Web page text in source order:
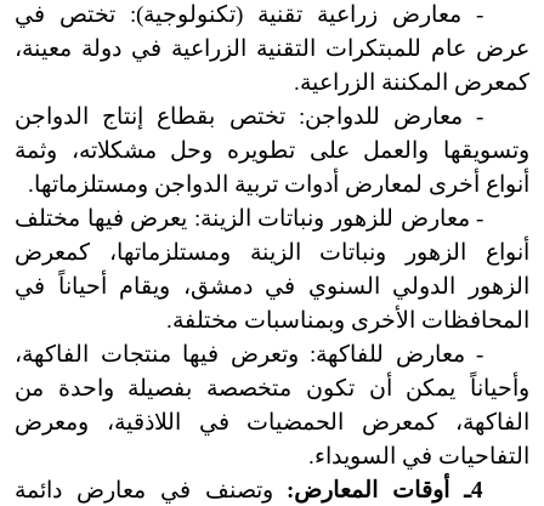
- معارض زراعية تقنية (تكنولوجية): تختص في
عرض عام للمبتكرات التقنية الزراعية في دولة معينة،
كمعرض المكننة الزراعية.
- معارض للدواجن: تختص بقطاع إنتاج الدواجن
وتسويقها والعمل على تطويره وحل مشكلاته، وثمة
أنواع أخرى لمعارض أدوات تربية الدواجن ومستلزماتها.
- معارض للزهور ونباتات الزينة: يعرض فيها مختلف
أنواع الزهور ونباتات الزينة ومستلزماتها، كمعرض
الزهور الدولي السنوي في دمشق، ويقام أحياناً في
المحافظات الأخرى وبمناسبات مختلفة.
- معارض للفاكهة: وتعرض فيها منتجات الفاكهة،
وأحياناً يمكن أن تكون متخصصة بفصيلة واحدة من
الفاكهة، كمعرض الحمضيات في اللاذقية، ومعرض
التفاحيات في السويداء.
4ـ أوقات المعارض:
وتصنف في معارض دائمة